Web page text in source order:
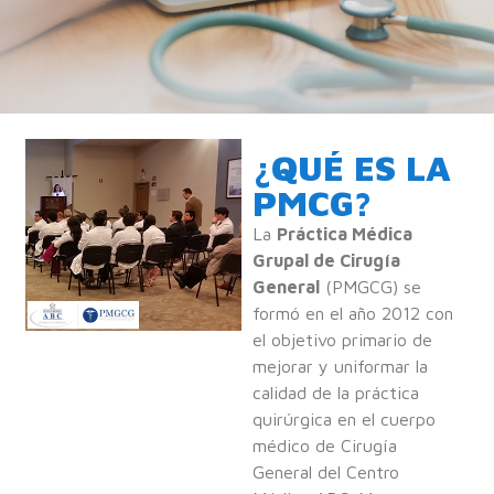
¿QUÉ ES LA
PMCG?
La Práctica Médica
Grupal de Cirugía
General(PMGCG) se
formó en el año 2012 con
el objetivo primario de
mejorar y uniformar la
calidad de la práctica
quirúrgica en el cuerpo
médico de Cirugía
General del Centro